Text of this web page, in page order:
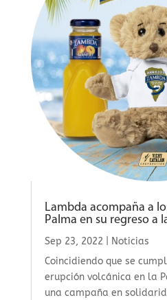
Lambda acompaña a
Palma en su regreso a
Sep 23, 2022
Noticias
Coincidiendo que se
erupción volcánica en la
una campaña en